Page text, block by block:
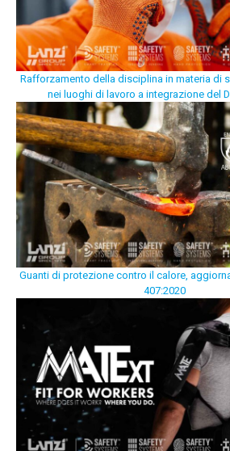
Rafforzamento della disciplina in materia di
nei luoghi di lavoro a integrazione del
Guanti di protezione contro il calore,
407:2020